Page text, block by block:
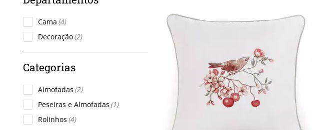
Cama (4)
Decoração(2)
Almofadas (2)
Peseiras e Almofadas (1)
Rolinhos (4)